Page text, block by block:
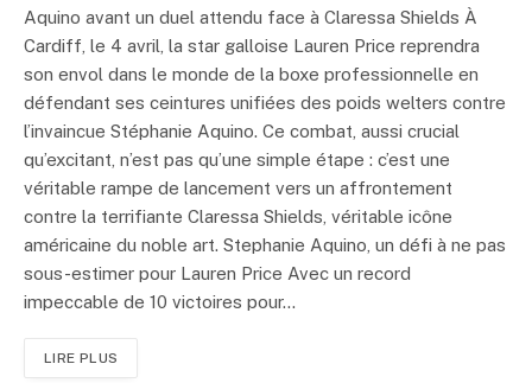
Aquino avant un duel attendu face à Claressa Shields À
Cardiff, le 4 avril, la star galloise Lauren Price reprendra
son envol dans le monde de la boxe professionnelle en
défendant ses ceintures unifiées des poids welters contre
l’invaincue Stéphanie Aquino. Ce combat, aussi crucial
qu’excitant, n’est pas qu’une simple étape : c’est une
véritable rampe de lancement vers un affrontement
contre la terrifiante Claressa Shields, véritable icône
américaine du noble art. Stephanie Aquino, un défi à ne pas
sous-estimer pour Lauren Price Avec un record
impeccable de 10 victoires pour…
LIRE PLUS